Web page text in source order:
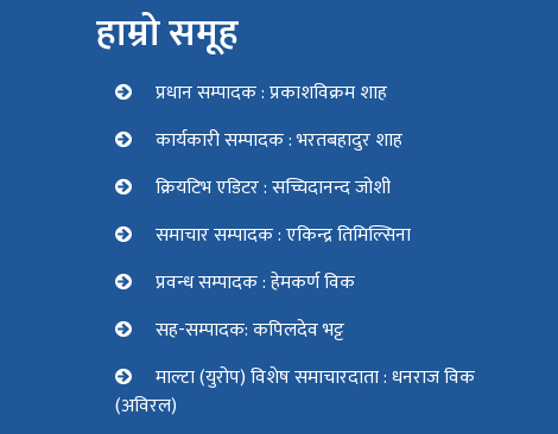
हाम्रो समूह
प्रधान सम्पादक : प्रकाशविक्रम शाह
कार्यकारी सम्पादक : भरतबहादुर शाह
क्रियटिभ एडिटर : सच्चिदानन्द जोशी
समाचार सम्पादक : एकिन्द्र तिमिल्सिना
प्रवन्ध सम्पादक : हेमकर्ण विक
सह-सम्पादक: कपिलदेव भट्ट
माल्टा (युरोप) विशेष समाचारदाता : धनराज विक
(अविरल)